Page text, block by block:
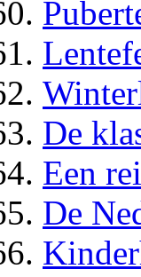
De
Een
De